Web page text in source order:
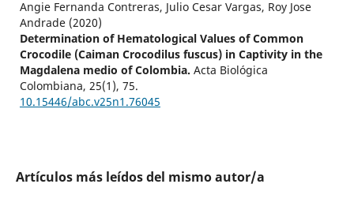
Angie Fernanda Contreras, Julio Cesar Vargas, Roy Jose
Andrade (2020)
Determination of Hematological Values of Common
Crocodile (Caiman Crocodilus fuscus) in Captivity in the
Magdalena medio of Colombia. Acta Biológica
Colombiana, 25(1), 75.
10.15446/abc.v25n1.76045
Artículos más leídos del mismo autor/a